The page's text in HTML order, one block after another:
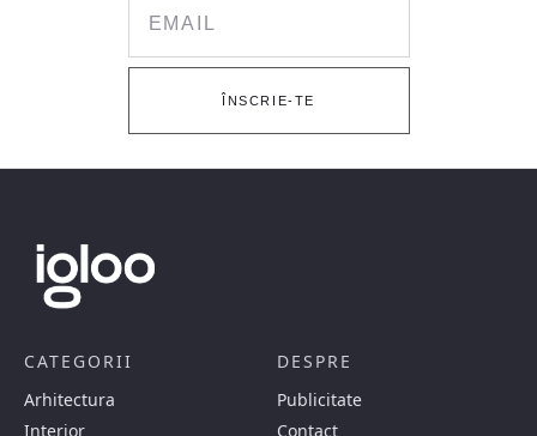
ÎNSCRIE-TE
CATEGORII
Arhitectura
Interior
DESPRE
Publicitate
Contact